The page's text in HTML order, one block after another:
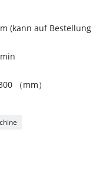
(kann auf Bestellung
（mm）